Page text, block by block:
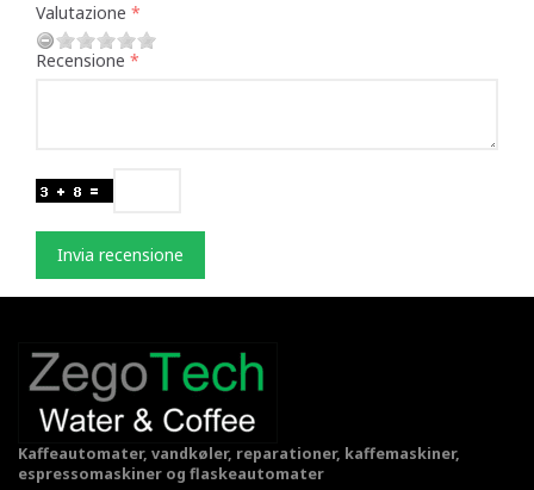
Valutazione
Recensione
Invia recensione
Kaffeautomater, vandkøler, reparationer, kaffemaskiner,
espressomaskiner og flaskeautomater